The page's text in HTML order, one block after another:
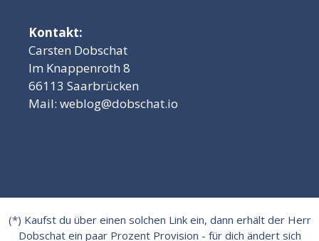
Kontakt:
Carsten Dobschat
Im Knappenroth 8
66113 Saarbrücken
Mail: weblog@dobschat.io
(*) Kaufst du über einen solchen Link ein, dann erhält der Herr
Dobschat ein paar Prozent Provision - für dich ändert sich